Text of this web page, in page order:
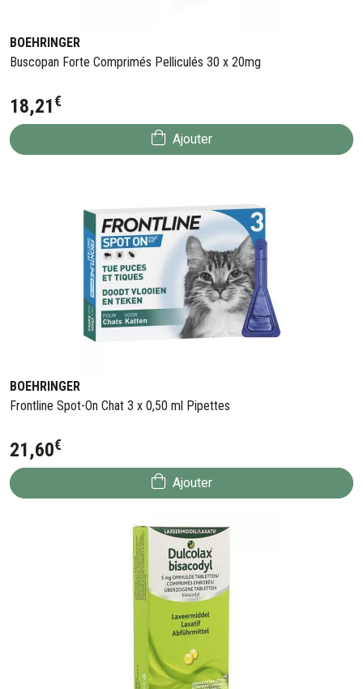
BOEHRINGER
Buscopan Forte Comprimés Pelliculés 30 x 20mg
18,21€
Ajouter
BOEHRINGER
Frontline Spot-On Chat 3 x 0,50 ml Pipettes
21,60€
Ajouter